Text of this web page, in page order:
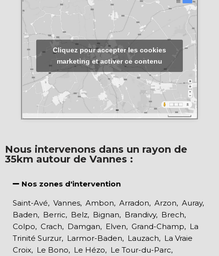
Cliquez pour accepter les cookies
marketing et activer ce contenu
Nous intervenons dans un rayon de
35km autour de Vannes :
Nos zones d'intervention
Saint-Avé, Vannes, Ambon, Arradon, Arzon, Auray,
Baden, Berric, Belz, Bignan, Brandivy, Brech,
Colpo, Crach, Damgan, Elven, Grand-Champ, La
Trinité Surzur, Larmor-Baden, Lauzach, La Vraie
Croix, Le Bono, Le Hézo, Le Tour-du-Parc,